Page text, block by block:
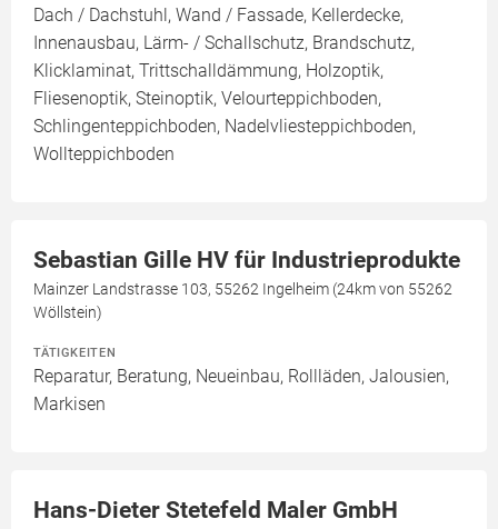
Dach / Dachstuhl, Wand / Fassade, Kellerdecke,
Innenausbau, Lärm- / Schallschutz, Brandschutz,
Klicklaminat, Trittschalldämmung, Holzoptik,
Fliesenoptik, Steinoptik, Velourteppichboden,
Schlingenteppichboden, Nadelvliesteppichboden,
Wollteppichboden
Sebastian Gille HV für Industrieprodukte
Mainzer Landstrasse 103, 55262 Ingelheim (24km von 55262
Wöllstein)
TÄTIGKEITEN
Reparatur, Beratung, Neueinbau, Rollläden, Jalousien,
Markisen
Hans-Dieter Stetefeld Maler GmbH